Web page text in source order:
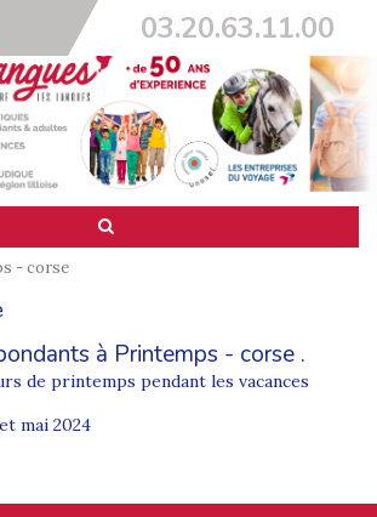
03.20.63.11.00
- corse
à Printemps - corse .
de printemps pendant les vacances
mai 2024